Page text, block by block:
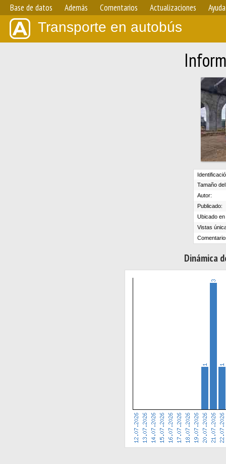
Base de datos Además Comentarios Actualizaciones Ayuda
Transporte en autobús
Tamaño
Autor:
Publicado:
Ubicado
Vistas
Dinámica